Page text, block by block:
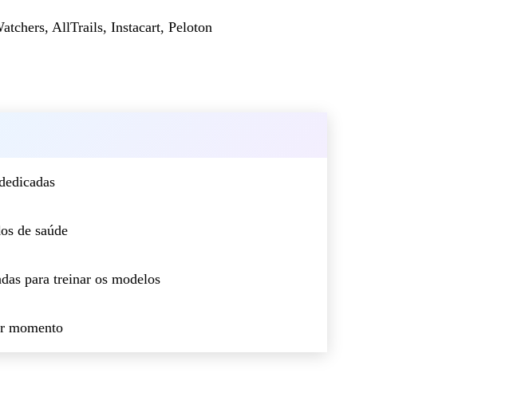
AllTrails, Instacart, Peloton
de saúde
para treinar os modelos
momento